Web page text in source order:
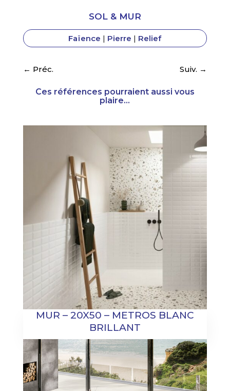
SOL & MUR
Faïence | Pierre | Relief
← Préc. Suiv. →
Ces références pourraient aussi vous
plaire...
MUR – 20X50 – METROS BLANC
BRILLANT